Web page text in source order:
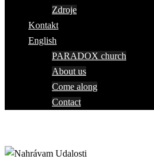
Zdroje
Kontakt
English
PARADOX church
About us
Come along
Contact